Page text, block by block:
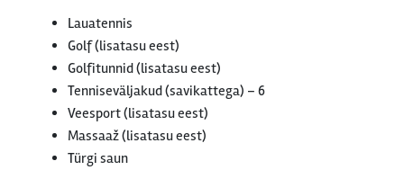
Lauatennis
Golf (lisatasu eest)
Golfitunnid (lisatasu eest)
Tenniseväljakud (savikattega) – 6
Veesport (lisatasu eest)
Massaaž (lisatasu eest)
Türgi saun